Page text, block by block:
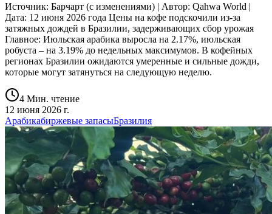
Источник: Барчарт (с изменениями) | Автор: Qahwa World |
Дата: 12 июня 2026 года Цены на кофе подскочили из-за
затяжных дождей в Бразилии, задерживающих сбор урожая
Главное: Июльская арабика выросла на 2.17%, июльская
робуста – на 3.19% до недельных максимумов. В кофейных
регионах Бразилии ожидаются умеренные и сильные дожди,
которые могут затянуться на следующую неделю.
4 Мин. чтение
12 июня 2026 г.
Арабикабиржевые запасыБразилия